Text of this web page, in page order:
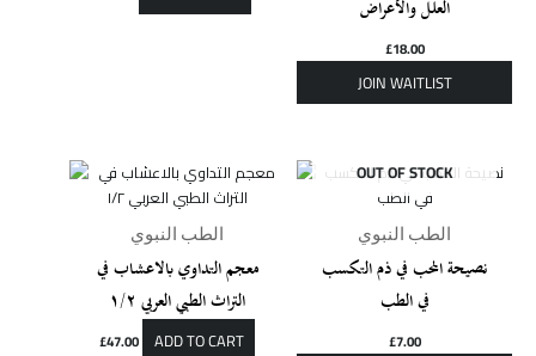
العلل والأعراض
£18.00
الطب النبوي
معجم التداوي بالاعشاب في
التراث الطبي العربي ١/٢
£47.00 ADD TO CART
OUT OF STOCK
الطب النبوي
نصيحة المحب في ذم التكسب
في الطب
£7.00